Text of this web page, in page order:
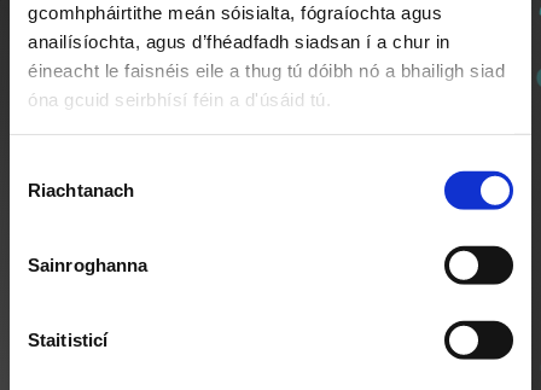
gcomhpháirtithe meán sóisialta, fógraíochta agus
anailísíochta, agus d’fhéadfadh siadsan í a chur in
éineacht le faisnéis eile a thug tú dóibh nó a bhailigh siad
óna gcuid seirbhísí féin a d'úsáid tú.
Toilithe
Riachtanach
Sainroghanna
Staitisticí
SIAR
Nuachtlitir